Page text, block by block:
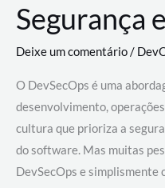
Segurança
Deixe um comentário/
O DevSecOps é uma
desenvolvimento,
cultura que prioriza a
do software. Mas muitas
DevSecOps e simplismente